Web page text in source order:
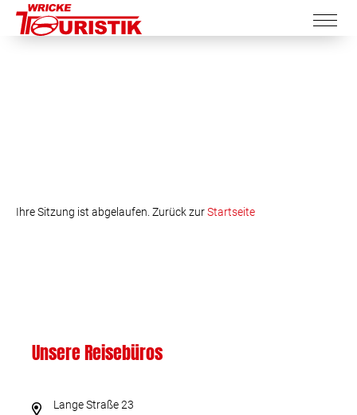
Ihre Sitzung ist abgelaufen. Zurück zurStartseite
Unsere Reisebüros
Lange Straße 23